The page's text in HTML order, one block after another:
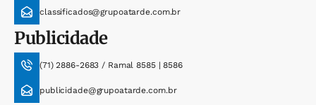
classificados@grupoatarde.com.br
Publicidade
(71) 2886-2683 / Ramal 8585 | 8586
publicidade@grupoatarde.com.br